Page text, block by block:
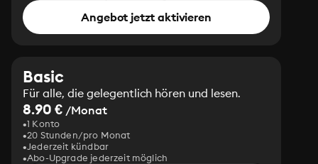
Angebot jetzt aktivieren
Basic
Für alle, die gelegentlich hören und lesen.
8.90 € /Monat
1 Konto
20 Stunden/pro Monat
Jederzeit kündbar
Abo-Upgrade jederzeit möglich